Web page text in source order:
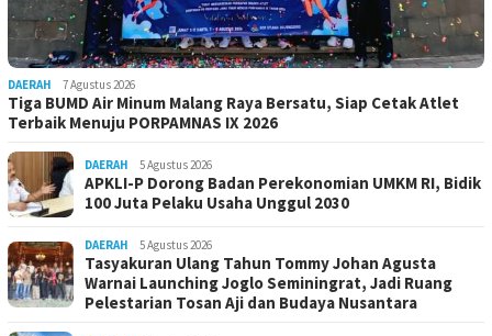
DAERAH 7 Agustus 2026
Tiga BUMD Air Minum Malang Raya Bersatu, Siap Cetak Atlet
Terbaik Menuju PORPAMNAS IX 2026
DAERAH 5 Agustus 2026
APKLI-P Dorong Badan Perekonomian UMKM RI, Bidik
100 Juta Pelaku Usaha Unggul 2030
DAERAH 5 Agustus 2026
Tasyakuran Ulang Tahun Tommy Johan Agusta
Warnai Launching Joglo Seminingrat, Jadi Ruang
Pelestarian Tosan Aji dan Budaya Nusantara